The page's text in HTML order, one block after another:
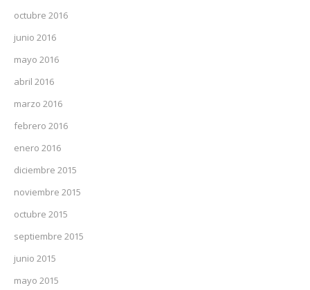
octubre 2016
junio 2016
mayo 2016
abril 2016
marzo 2016
febrero 2016
enero 2016
diciembre 2015
noviembre 2015
octubre 2015
septiembre 2015
junio 2015
mayo 2015